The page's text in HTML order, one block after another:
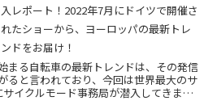
入レポート！2022年7月にドイツで開催さ
れたショーから、ヨーロッパの最新トレ
ンドをお届け！
まる自転車の最新トレンドは、その発信
ると言われており、今回は世界最大のサ
サイクルモード事務局が潜入してきまし